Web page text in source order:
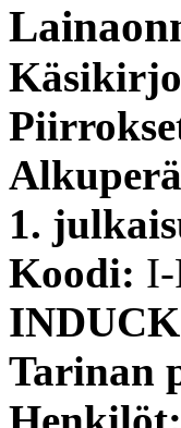
1.
Koodi: I-
Tarinan